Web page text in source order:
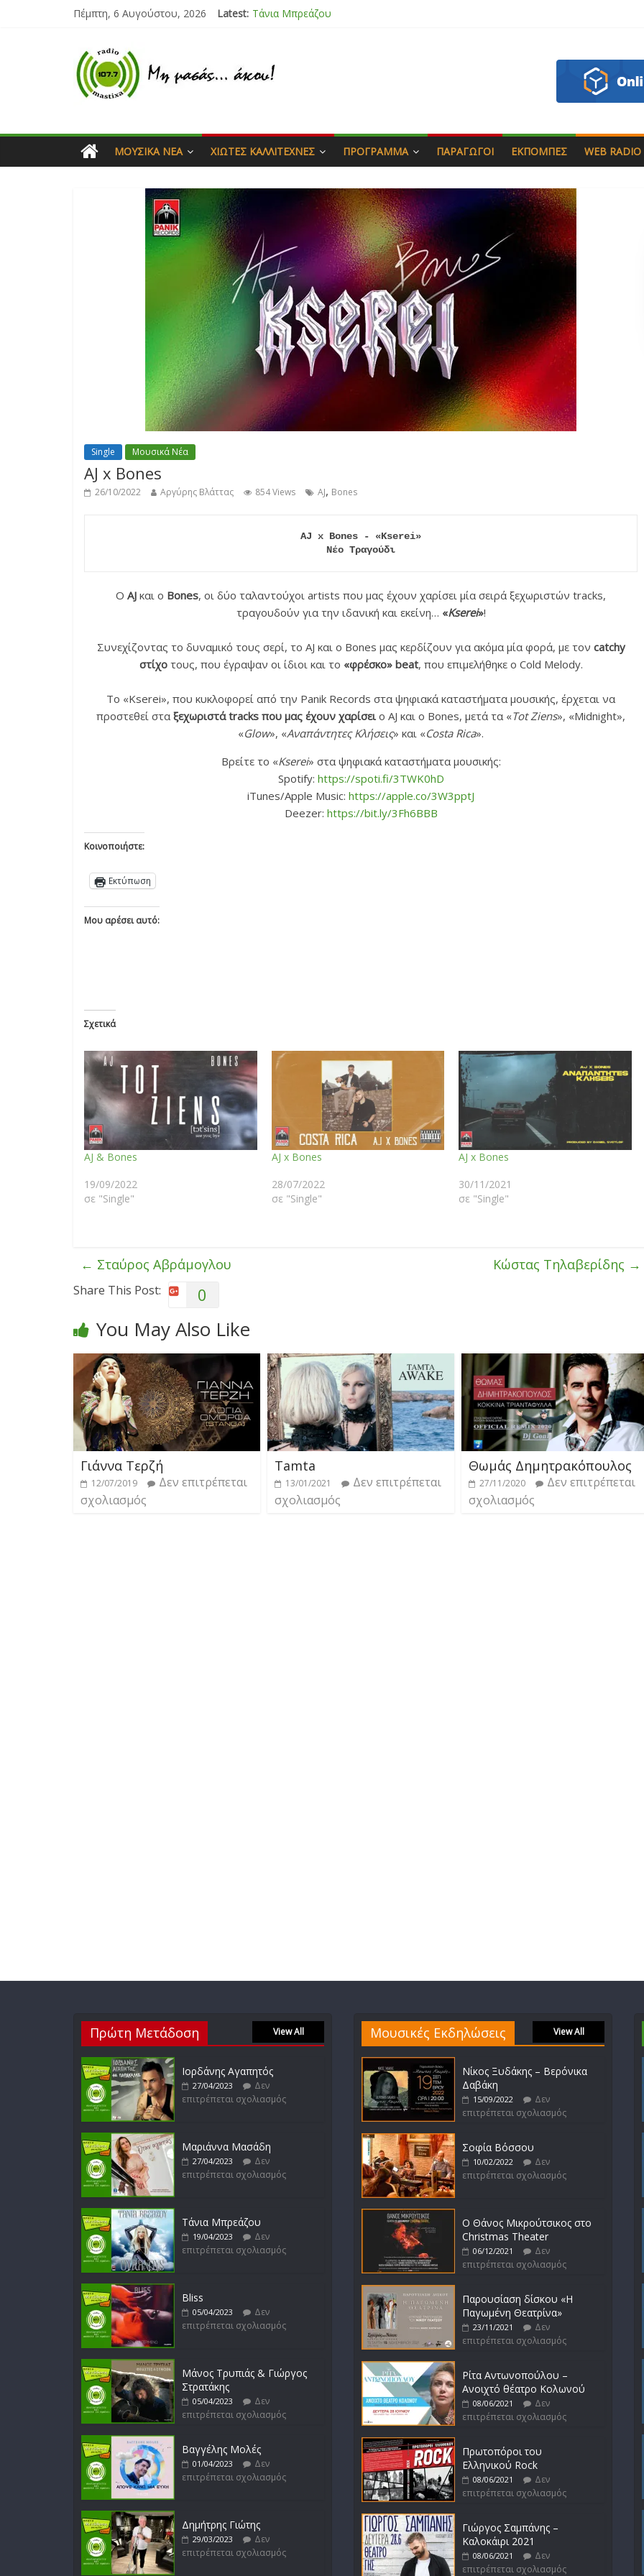
Πέμπτη, 6 Αυγούστου, 2026 Latest: Bliss
Τάνια Μπρεάζου
ΜΟΥΣΙΚΆ ΝΈΑ ΧΙΏΤΕΣ ΚΑΛΛΙΤΈΧΝΕΣ ΠΡΌΓΡΑΜΜΑ ΠΑΡΑΓΩΓΟΊ ΕΚΠΟΜΠΈΣ WEB RADIO
Single Μουσικά Νέα
AJ x Bones
26/10/2022 Αργύρης Βλάττας 854 Views AJ, Bones
AJ x Bones - «Kserei»
Νέο Τραγούδι
Ο AJ και ο Bones, οι δύο ταλαντούχοι artists που μας έχουν χαρίσει μία σειρά ξεχωριστών tracks,
τραγουδούν για την ιδανική και εκείνη… «Kserei»!
Συνεχίζοντας το δυναμικό τους σερί, το AJ και ο Bones μας κερδίζουν για ακόμα μία φορά, με τον catchy
στίχοτους, που έγραψαν οι ίδιοι και το «φρέσκο» beat, που επιμελήθηκε ο Cold Melody.
Το «Kserei», που κυκλοφορεί από την Panik Records στα ψηφιακά καταστήματα μουσικής, έρχεται να
προστεθεί στα ξεχωριστά tracks που μας έχουν χαρίσει ο ΑJ και ο Bones, μετά τα «Tot Ziens», «Midnight»,
«Glow», «Αναπάντητες Κλήσεις» και «Costa Rica».
Βρείτε το «Kserei» στα ψηφιακά καταστήματα μουσικής:
Spotify: https://spoti.fi/3TWK0hD
iTunes/Apple Music: https://apple.co/3W3pptJ
Deezer: https://bit.ly/3Fh6BBB
Κοινοποιήστε:
Εκτύπωση
Μου αρέσει αυτό:
Σχετικά
AJ & Bones
19/09/2022
σε "Single"
AJ x Bones
28/07/2022
σε "Single"
AJ x Bones
30/11/2021
σε "Single"
← Σταύρος Αβράμογλου Κώστας Τηλαβερίδης →
Share This Post: 0
You May Also Like
Γιάννα Τερζή
12/07/2019
Δεν επιτρέπεται
σχολιασμός
Tamta
13/01/2021
Δεν επιτρέπεται
σχολιασμός
Θωμάς Δημητρακόπουλος
27/11/2020
Δεν επιτρέπεται
σχολιασμός
Πρώτη Μετάδοση View All
Ιορδάνης Αγαπητός
27/04/2023
Δεν
επιτρέπεται σχολιασμός
Μαριάννα Μασάδη
27/04/2023
Δεν
επιτρέπεται σχολιασμός
Τάνια Μπρεάζου
19/04/2023
Δεν
επιτρέπεται σχολιασμός
Bliss
05/04/2023
Δεν
επιτρέπεται σχολιασμός
Μάνος Τρυπιάς & Γιώργος
Στρατάκης
05/04/2023
Δεν
επιτρέπεται σχολιασμός
Βαγγέλης Μολές
01/04/2023
Δεν
επιτρέπεται σχολιασμός
Δημήτρης Γιώτης
29/03/2023
Δεν
επιτρέπεται σχολιασμός
Μουσικές Εκδηλώσεις View All
Νίκος Ξυδάκης – Βερόνικα
Δαβάκη
15/09/2022
Δεν
επιτρέπεται σχολιασμός
Σοφία Βόσσου
10/02/2022
Δεν
επιτρέπεται σχολιασμός
Ο Θάνος Μικρούτσικος στο
Christmas Theater
06/12/2021
Δεν
επιτρέπεται σχολιασμός
Παρουσίαση δίσκου «Η
Παγωμένη Θεατρίνα»
23/11/2021
Δεν
επιτρέπεται σχολιασμός
Ρίτα Αντωνοπούλου –
Ανοιχτό θέατρο Κολωνού
08/06/2021
Δεν
επιτρέπεται σχολιασμός
Πρωτοπόροι του
Ελληνικού Rock
08/06/2021
Δεν
επιτρέπεται σχολιασμός
Γιώργος Σαμπάνης –
Καλοκάιρι 2021
08/06/2021
Δεν
επιτρέπεται σχολιασμός